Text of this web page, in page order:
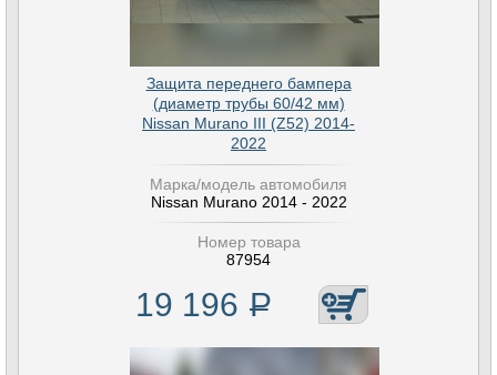
Защита переднего бампера
(диаметр трубы 60/42 мм)
Nissan Murano III (Z52) 2014-
2022
Марка/модель автомобиля
Nissan Murano 2014 - 2022
Номер товара
87954
19 196 Р